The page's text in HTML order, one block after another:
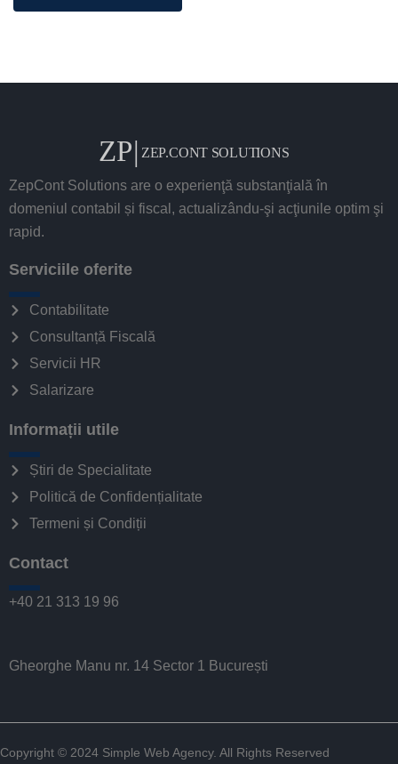
ZepCont Solutions are o experienţă substanţială în
domeniul contabil și fiscal, actualizându-şi acţiunile optim şi
rapid.
Serviciile oferite
Contabilitate
Consultanță Fiscală
Servicii HR
Salarizare
Informații utile
Știri de Specialitate
Politică de Confidențialitate
Termeni și Condiții
Contact
+40 21 313 19 96
Gheorghe Manu nr. 14 Sector 1 București
Copyright © 2024 Simple Web Agency. All Rights Reserved